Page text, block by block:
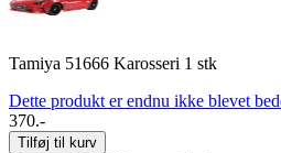
Tamiya 51666 Karosseri 1 stk
Dette produkt er endnu ikke blevet
370.-
Tilføj til kurv